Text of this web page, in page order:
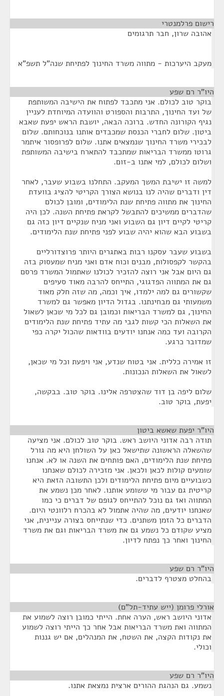
רישום פרלמנטרי
אהובה שרון, חבר תרגומים
מעקב היערכות - מתווה משרד החינוך לפתיחת שנה"ל תשפ"א
היו"ר רם שפע
בוקר טוב לכולם. אני מתכבד לפתוח את הישיבה המשותפת
של ועד החינוך, התרבות והספורט והוועדה המיוחדת לעניין
נגיף הקורונה החדש. ברוכה הבאה, יושבת הראש יפעת שאבא
ביטון. שלום לחברי הכנסת שמכבדים אותנו בנוכחותם. שלום
לבכירי משרד החינוך שנמצאים אתנו. שלום לפרופסור איתמר
גרוטו ממשרד הבריאות שמתכבד להתארח בישיבה המשותפת
ושלום לכולם, למי אתנו ב-זום.
למשה זו ישיבת המשך המעקב. התחלנו בשבוע שעבר, לאחר
דין ודברים שהיה לנו בנושא הצורך הקריטי להציג בוועדת
החינוך את מתווה פתיחת שנת הלימודים, ומובן לכולם
שהדברים ממשיכים להתבשל לקראת פתיחת השנה. לכן היה
קריטי לקיים דיון גם השבוע ואני מניח שנקיים דיון כזה גם
בשבוע הבא שהוא יהיה שבוע לפני פתיחת שנת הלימודים.
בשבוע שעבר עסקנו רבות באתגרים היותר פרוצדורליים
בהקשר לקפסולות, מבנים וכוח אדם ואני מניח שמעסוק בזה
גם היום אבל אני רוצה להזכיר לכולנו שאתמול המשרד פרסם
גם את המתווה הפדגוגי, התייחס להרבה מאוד סעיפים
שקשורים גם למה ילמדו, איך וכמה, מה שזה חלק מאוד
משמעותי גם מבחינתנו. בגדול הדיון מאפשר גם למשרד
החינוך, גם למשרד הבריאות וכמובן גם לכל מי שכאן לשאול
את השאלות הכי קשות לגבי מה עתיד פתיחת שנת הלימודים
הקרובה ועד כמה אנחנו יודעים בוודאות שהכול יקרה כפי
שמדובר כרגע.
זו אמירה כללית. אני בטוח שנדע, אני ויפעת וכל מי שכאן,
לשאול את השאלות הנכונות.
שלום ליפה בן דוד שהצטרפה אלינו. בוקר טוב. בבקשה,
יפעת, בוקר טוב.
היו"ר יפעת שאשא ביטון
תודה רבה אדוני היושב ראש. בוקר טוב לכולם. אני מציעה
שהשאלה הראשונה שתישאל כאן על השולחן היא מה גורל
פתיחת שנת הלימודים, האם פותחים את השנה או לא. אנחנו
שומעים קולות לכאן ולכאן. אני מזכירה לכולם שאנחנו
כשבועיים מיום פתיחת הלימודים ולכן התשובה הזאת היא
קריטית גם עבור מי ששומע אותנו. לאחר מכן נשמע את
המתווה ואז גם נוכל להתייחס לגופם של דברים כי כמו
שאנחנו יודעים, מה שהיה אתמול לא בהכרח רלוונטי היום.
הדברים כל הזמן משתנים. כדי שנתייחס בצורה עניינית, אני
מציע שקודם כל נשמע גם את משרד הבריאות וגם את משרד
החינוך ואחר כך נפתח לדיון.
היו"ר רם שפע
בהחלט מצטרף לדברים.
אורלי פרומן (ייש עתיד-תל"ם)
אדוני היושב ראש, הערה אחת. הייתי כמובן רוצה לשמוע את
המתווה ואת משרד הבריאות אבל אחר כך הייתי רוצה לשמוע
את נקודות הקצה, את השטח, את המנהלים, אם יש גננות
וכולי.
היו"ר רם שפע
נשמע. גם הנהגת ההורים ארצית נמצאת אתנו.